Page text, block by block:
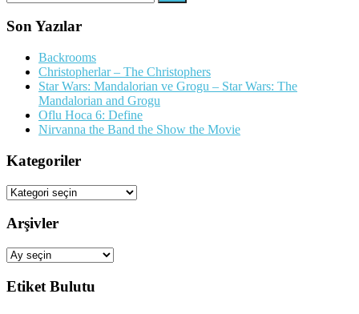
Son Yazılar
Backrooms
Christopherlar – The Christophers
Star Wars: Mandalorian ve Grogu – Star Wars: The
Mandalorian and Grogu
Oflu Hoca 6: Define
Nirvanna the Band the Show the Movie
Kategoriler
Kategoriler
Arşivler
Arşivler
Etiket Bulutu